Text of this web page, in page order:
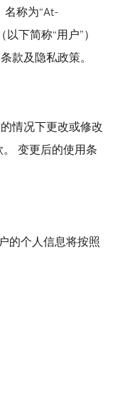
名称为“At-
下简称“用户”）
款及隐私政策。
情况下更改或修改
变更后的使用条
的个人信息将按照